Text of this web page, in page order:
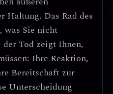
Haltung. Das Rad des
was Sie nicht
Tod zeigt Ihnen,
Ihre Reaktion,
Bereitschaft zur
Unterscheidung